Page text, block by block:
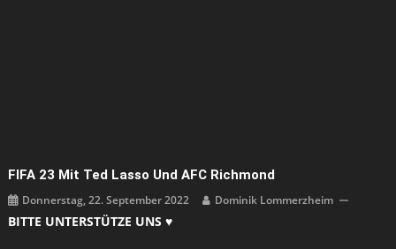
FIFA 23 Mit Ted Lasso Und AFC Richmond
Donnerstag, 22. September 2022 Dominik Lommerzheim
BITTE UNTERSTÜTZE UNS ♥